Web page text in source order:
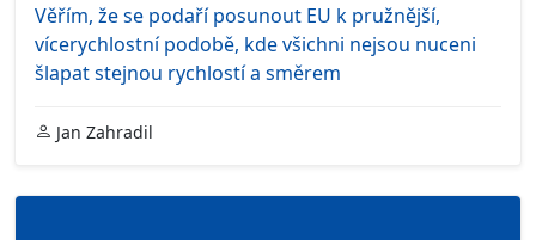
Věřím, že se podaří posunout EU k pružnější,
vícerychlostní podobě, kde všichni nejsou nuceni
šlapat stejnou rychlostí a směrem
Jan Zahradil